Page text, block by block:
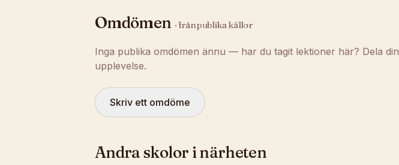
Omdömen · från publika källor
Inga publika omdömen ännu — har du tagit lektioner här? Dela din
upplevelse.
Skriv ett omdöme
Andra skolor i närheten